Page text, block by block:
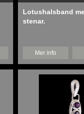
Lotushalsband
stenar.
Mer info